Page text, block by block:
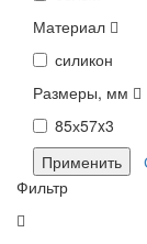
Материал
силикон
Размеры, мм
85х57x3
Фильтр